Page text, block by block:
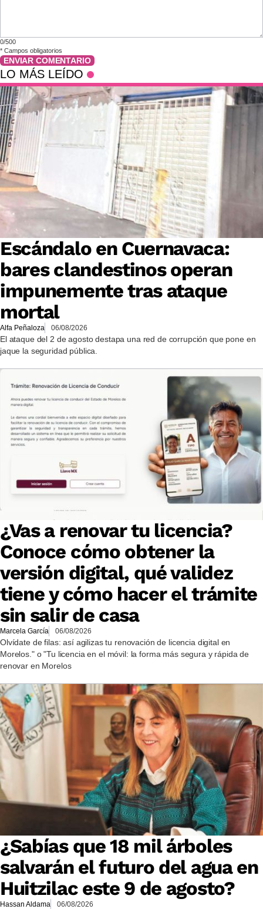
0/500
* Campos obligatorios
ENVIAR COMENTARIO
LO MÁS LEÍDO
Escándalo en Cuernavaca:
bares clandestinos operan
impunemente tras ataque
mortal
Alfa Peñaloza 06/08/2026
El ataque del 2 de agosto destapa una red de corrupción que pone en
jaque la seguridad pública.
¿Vas a renovar tu licencia?
Conoce cómo obtener la
versión digital, qué validez
tiene y cómo hacer el trámite
sin salir de casa
Marcela García 06/08/2026
Olvídate de filas: así agilizas tu renovación de licencia digital en
Morelos." o "Tu licencia en el móvil: la forma más segura y rápida de
renovar en Morelos
¿Sabías que 18 mil árboles
salvarán el futuro del agua en
Huitzilac este 9 de agosto?
Hassan Aldama 06/08/2026